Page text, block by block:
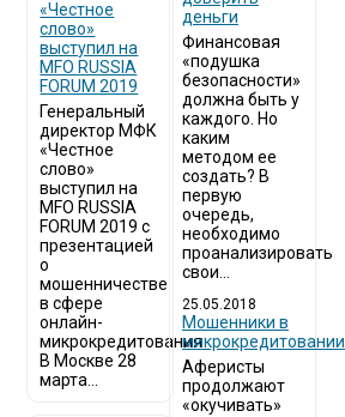
«Честное
слово»
выступил на
MFO RUSSIA
FORUM 2019
Генеральный
директор МФК
«Честное
слово»
выступил на
MFO RUSSIA
FORUM 2019 с
презентацией
о
мошенничестве
в сфере
онлайн-
микрокредитования
В Москве 28
марта...
деньги
Финансовая
«подушка
безопасности»
должна быть у
каждого. Но
каким
методом ее
создать? В
первую
очередь,
необходимо
проанализировать
свои...
25.05.2018
Мошенники в
микрокредитовании
Аферисты
продолжают
«окучивать»